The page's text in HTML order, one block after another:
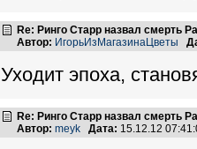
Re: Ринго Старр назвал смерть
Автор: ИгорьИзМагазинаЦветы
Уходит эпоха,
Re: Ринго Старр назвал смерть
Автор: meyk Дата: 15.12.12